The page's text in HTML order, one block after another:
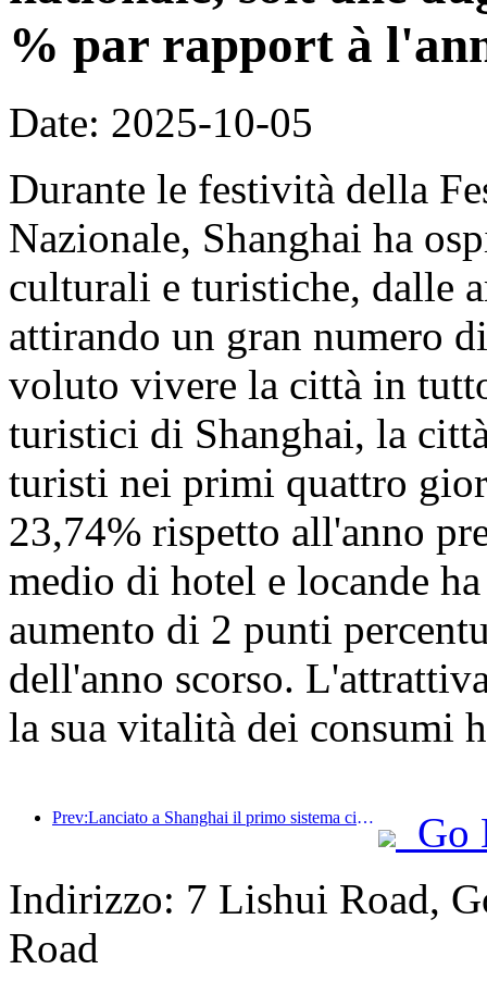
% par rapport à
Date: 2025-10-05
Durante le festività della
Nazionale, Shanghai ha
culturali e turistiche, dalle
attirando un gran numero
voluto vivere la città in
turistici di Shanghai, la
turisti nei primi quattro
23,74% rispetto all'anno
medio di hotel e locande
aumento di 2 punti
dell'anno scorso.
la sua vitalità dei consumi
Prev:Lanciato a Shanghai il primo sistema cinese di consumo culturale e turistico self-service per turisti stranieri
Go
Indirizzo: 7 Lishui Road,
Road